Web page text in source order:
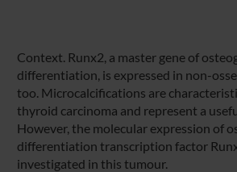
Context. Runx2, a master gene of
differentiation, is expressed in non-
too. Microcalcifications are
thyroid carcinoma and represent a
However, the molecular expression of
differentiation transcription factor
investigated in this tumour.